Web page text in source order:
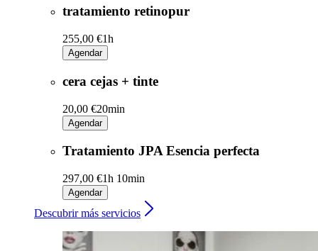
tratamiento retinopur
255,00 €1h
Agendar
cera cejas + tinte
20,00 €20min
Agendar
Tratamiento JPA Esencia perfecta
297,00 €1h 10min
Agendar
Descubrir más servicios